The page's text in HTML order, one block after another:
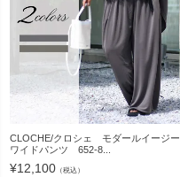
CLOCHE/クロシェ モダールイージー
ワイドパンツ 652-8...
¥12,100 （税込）